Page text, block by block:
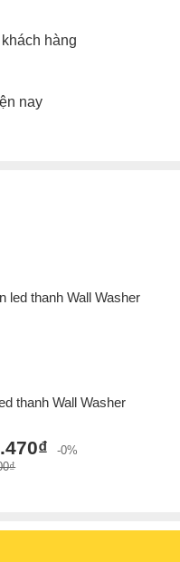
hàng
nay
thanh Wall Washer
-0%